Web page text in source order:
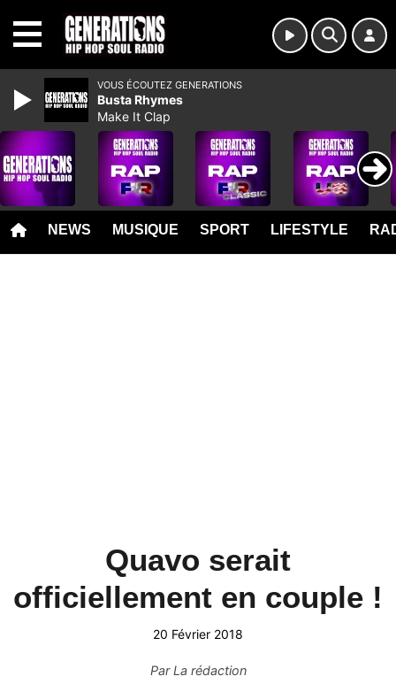
NEWS MUSIQUE SPORT LIFESTYLE
Quavo serait
officiellement en couple !
20 Février 2018
ParLa rédaction
VOUS ÉCOUTEZ GENERATIONS
Busta Rhymes
Make It Clap